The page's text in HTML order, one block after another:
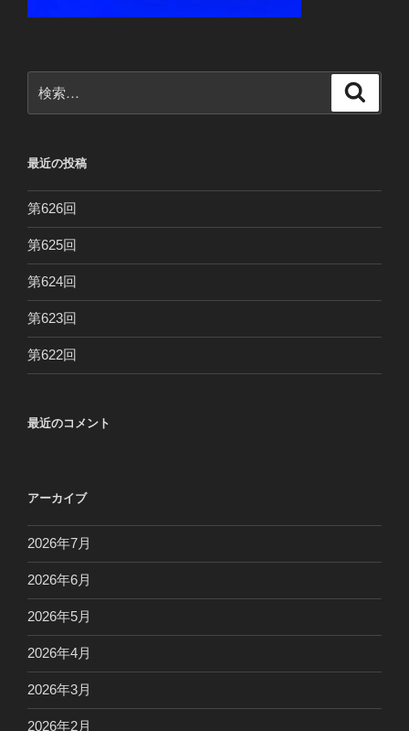
索:
最近の投稿
第626回
第625回
第624回
第623回
第622回
最近のコメント
アーカイブ
2026年7月
2026年6月
2026年5月
2026年4月
2026年3月
2026年2月